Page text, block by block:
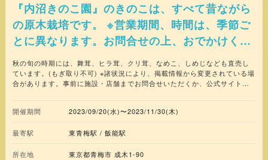
『内沼きのこ園』のきのこは、すべて昔ながら
の原木栽培です。 ※営業期間、時間は、季節ご
とに異なります。お問合せの上、おでかけくだ
さい。
秋の旬の時期には、舞茸、ヒラ茸、クリ茸、なめこ、しめじなども直売し
ています。(もぎ取り不可) ※諸状況により、掲載情報から変更されている場
合があります。事前に施設・店舗までお問合せいただくか、公式サイト等
開催期間
2023/09/20(水)〜2023/11/30(木)
最寄駅 東青梅駅 / 飯能駅
所在地 東京都青梅市 成木1-90